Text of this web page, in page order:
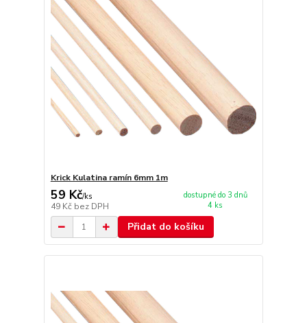
Krick Kulatina ramín 6mm 1m
59 Kč/ks
49 Kč bez DPH
dostupné do 3 dnů
4 ks
Přidat do košíku